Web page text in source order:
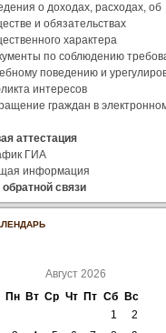
о доходах, расходах, об
и обязательствах
характера
по соблюдению
поведению и
интересов
граждан в
аттестация
ГИА
информация
связи
Август 2026
Пн
Вт Ср Чт Пт Сб
Вс
1
2